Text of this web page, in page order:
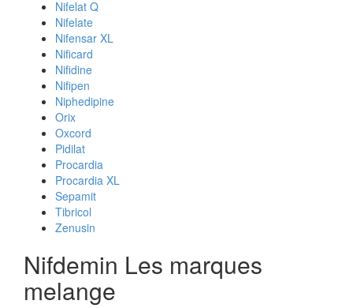
Nifelat Q
Nifelate
Nifensar XL
Nificard
Nifidine
Nifipen
Niphedipine
Orix
Oxcord
Pidilat
Procardia
Procardia XL
Sepamit
Tibricol
Zenusin
Nifdemin Les marques
melange